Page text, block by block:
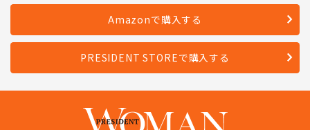
Amazonで購入する
PRESIDENT STOREで購入する